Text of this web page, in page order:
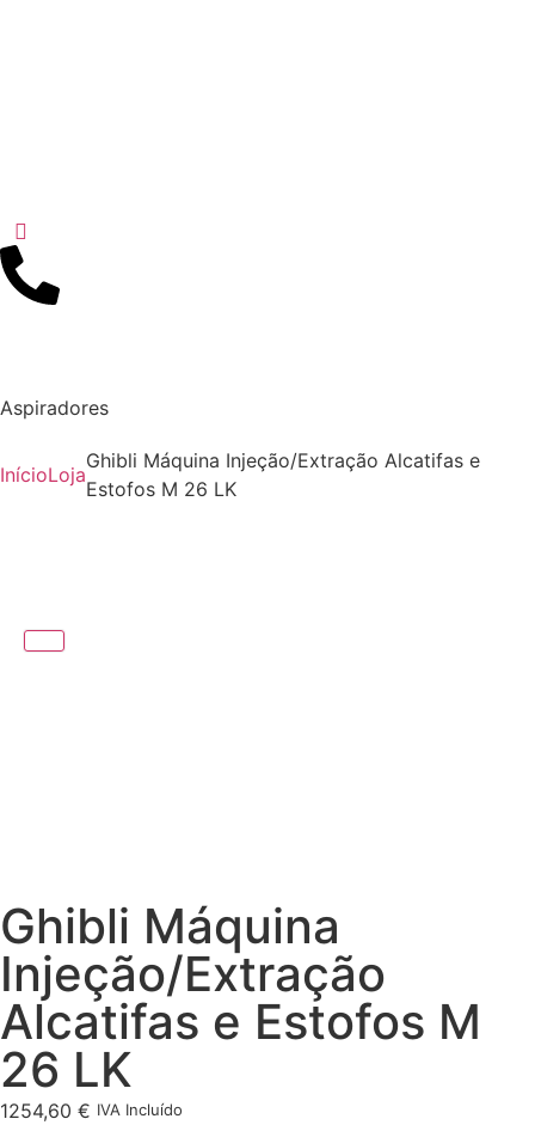
Aspiradores
InícioLoja
Ghibli Máquina Injeção/Extração Alcatifas e
Estofos M 26 LK
Ghibli Máquina
Injeção/Extração
Alcatifas e Estofos M
26 LK
1254,60 € IVA Incluído